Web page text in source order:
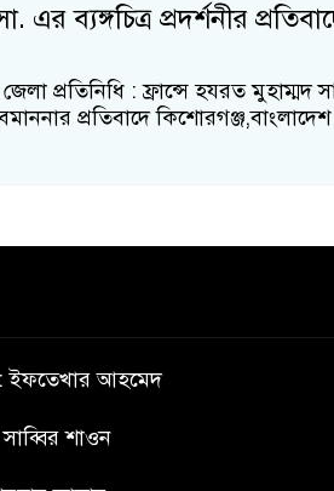
এর ব্যঙ্গচিত্র প্রদর্শনীর
প্রতিনিধি : ফ্রান্সে হযরত মুহাম্মদ
প্রতিবাদে
ইফতেখার আহমেদ
শাওন